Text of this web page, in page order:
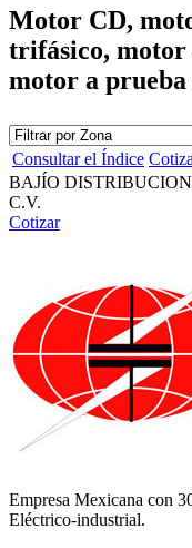
Motor CD,
trifásico, motor
motor a prueba
Consultar el Índice
BAJÍO
C.V.
Cotizar
Empresa Mexicana con
Eléctrico-industrial.